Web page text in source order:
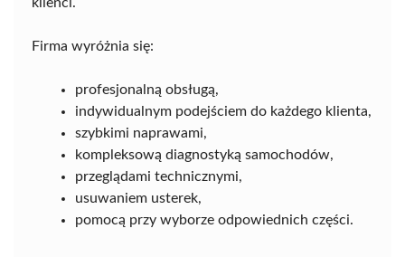
Firma wyróżnia się:
profesjonalną obsługą,
indywidualnym podejściem do każdego klienta,
szybkimi naprawami,
kompleksową diagnostyką samochodów,
przeglądami technicznymi,
usuwaniem usterek,
pomocą przy wyborze odpowiednich części.